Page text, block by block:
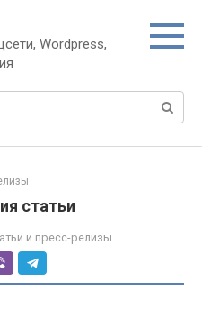
Wordpress,
статьи
и пресс-релизы